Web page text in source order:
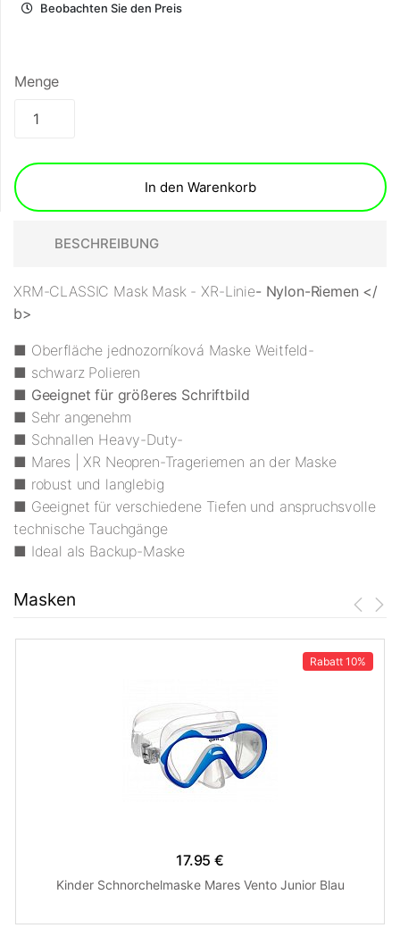
Beobachten Sie den Preis
Menge
In den Warenkorb
BESCHREIBUNG
XRM-CLASSIC Mask Mask - XR-Linie- Nylon-Riemen </
b>
■ Oberfläche jednozorníková Maske Weitfeld-
■ schwarz Polieren
■ Geeignet für größeres Schriftbild
■ Sehr angenehm
■ Schnallen Heavy-Duty-
■ Mares | XR Neopren-Trageriemen an der Maske
■ robust und langlebig
■ Geeignet für verschiedene Tiefen und anspruchsvolle
technische Tauchgänge
■ Ideal als Backup-Maske
Masken
Rabatt 10%
17.95 €
Kinder Schnorchelmaske Mares Vento Junior Blau